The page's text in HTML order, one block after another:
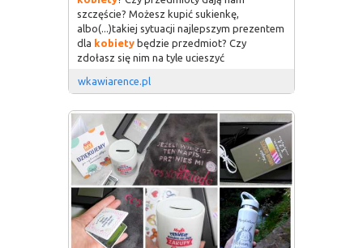
szczęście? Możesz kupić sukienkę,
albo(...)takiej sytuacji najlepszym prezentem
dla kobiety będzie przedmiot? Czy
zdołasz się nim na tyle ucieszyć
wkawiarence.pl